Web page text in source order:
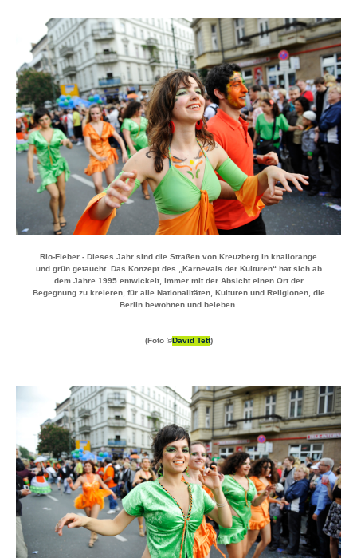
Rio-Fieber - Dieses Jahr sind die Straßen von Kreuzberg in knallorange
und grün getaucht. Das Konzept des „Karnevals der Kulturen“ hat sich ab
dem Jahre 1995 entwickelt, immer mit der Absicht einen Ort der
Begegnung zu kreieren, für alle Nationalitäten, Kulturen und Religionen, die
Berlin bewohnen und beleben.
(Foto ©David Tett)